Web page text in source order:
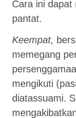
Cara ini dapat
pantat.
Keempat,
memegang
mengikuti
diatassuami.